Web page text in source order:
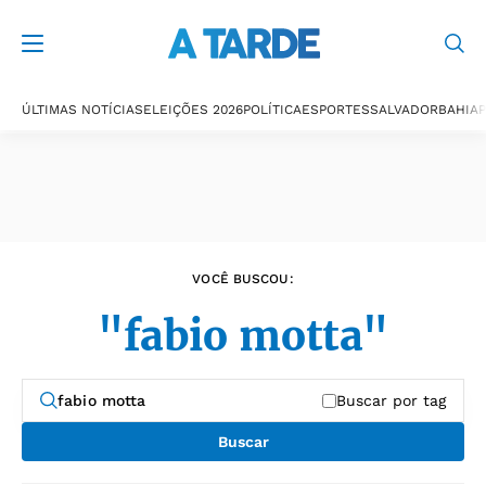
ÚLTIMAS NOTÍCIASELEIÇÕES 2026POLÍTICAESPORTESSALVADORBAHIA
VOCÊ BUSCOU:
"fabio motta"
Buscar por tag
Buscar